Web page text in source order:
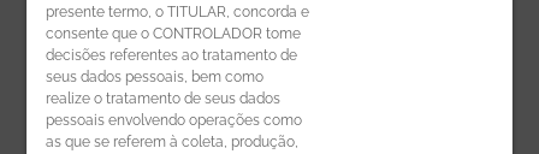
presente termo, o TITULAR, concorda e
consente que o CONTROLADOR tome
decisões referentes ao tratamento de
seus dados pessoais, bem como
realize o tratamento de seus dados
pessoais envolvendo operações como
as que se referem à coleta, produção,
Código de Ética de Parceiros
CADASTRE-SE